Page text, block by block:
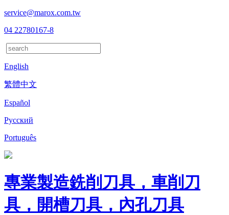
service@marox.com.tw
04 22780167-8
English
繁體中文
Español
Русский
Português
專業製造銑削刀具，車削刀
具，開槽刀具，內孔刀具